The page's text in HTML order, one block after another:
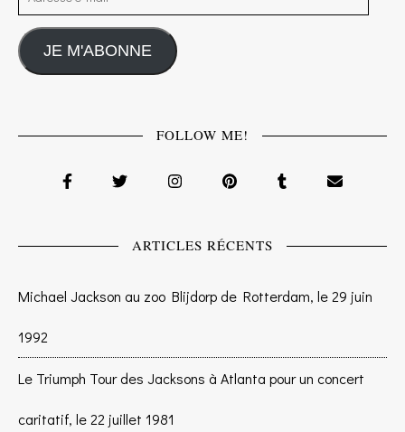
JE M'ABONNE
FOLLOW ME!
ARTICLES RÉCENTS
Michael Jackson au zoo Blijdorp de Rotterdam, le 29 juin
1992
Le Triumph Tour des Jacksons à Atlanta pour un concert
caritatif, le 22 juillet 1981